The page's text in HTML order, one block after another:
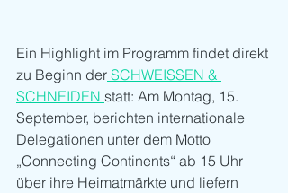
Ein Highlight im Programm findet direkt
zu Beginn der SCHWEISSEN &
SCHNEIDEN statt: Am Montag, 15.
September, berichten internationale
Delegationen unter dem Motto
„Connecting Continents“ ab 15 Uhr
über ihre Heimatmärkte und liefern